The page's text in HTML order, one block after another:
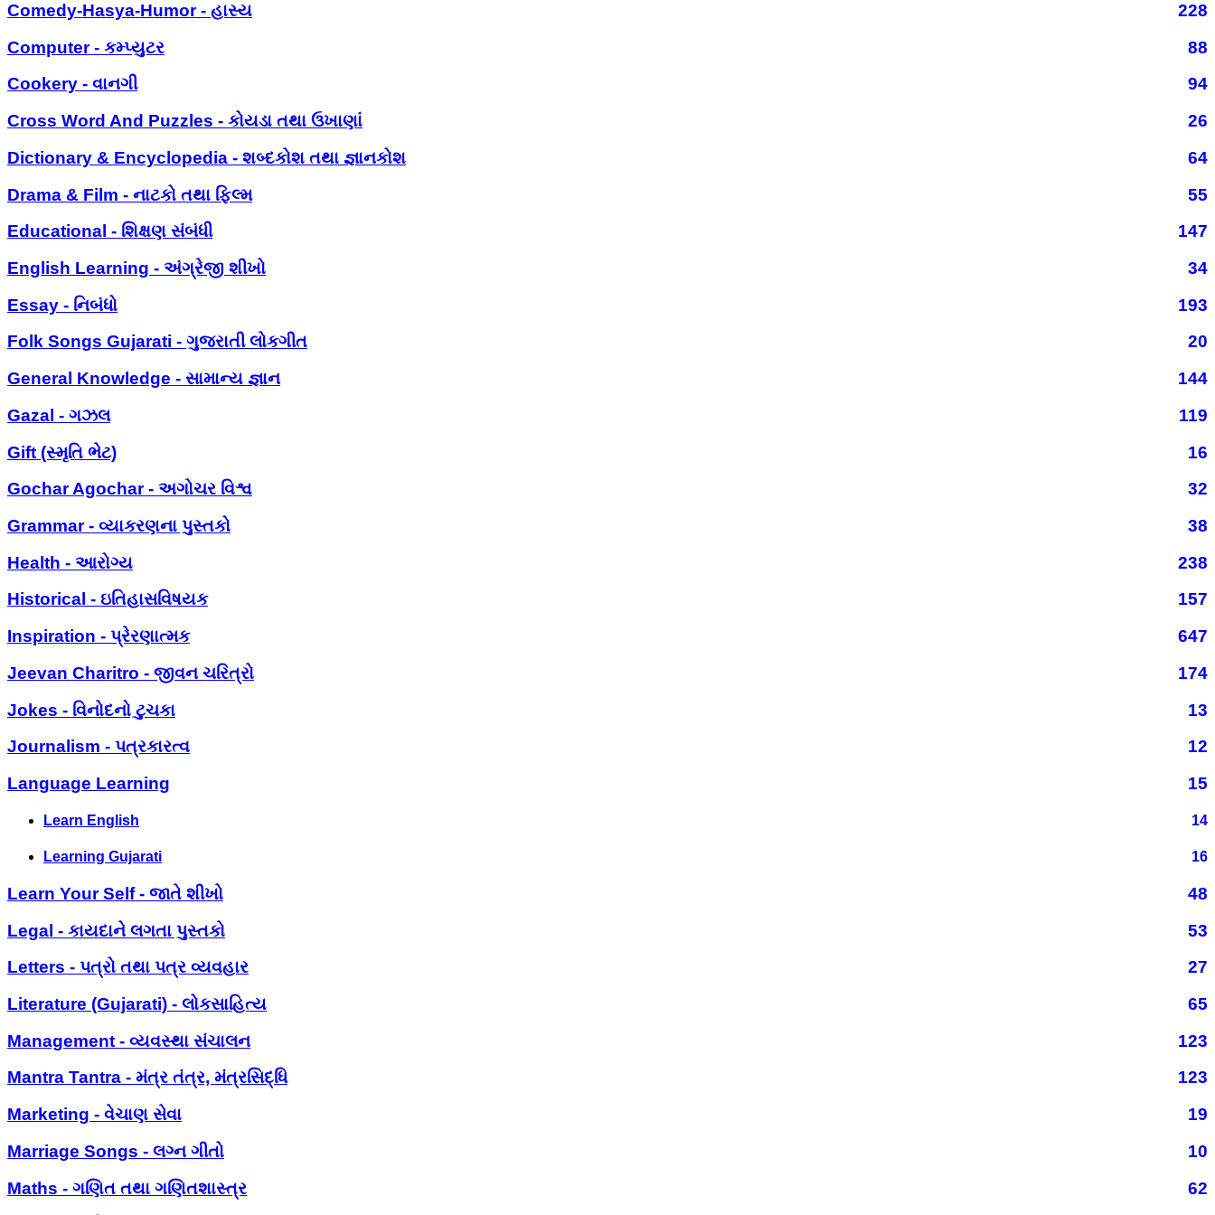
Comedy-Hasya-Humor - હાસ્ય
228
Computer - કમ્પ્યુટર
88
Cookery - વાનગી
94
Cross Word And Puzzles - કોયડા તથા ઉખાણાં
26
Dictionary & Encyclopedia - શબ્દકોશ તથા જ્ઞાનકોશ
64
Drama & Film - નાટકો તથા ફિલ્મ
55
Educational - શિક્ષણ સંબંધી
147
English Learning - અંગ્રેજી શીખો
34
Essay - નિબંધો
193
Folk Songs Gujarati - ગુજરાતી લોકગીત
20
General Knowledge - સામાન્ય જ્ઞાન
144
Gazal - ગઝલ
119
Gift (સ્મૃતિ ભેટ)
16
Gochar Agochar - અગોચર વિશ્વ
32
Grammar - વ્યાકરણના પુસ્તકો
38
Health - આરોગ્ય
238
Historical - ઇતિહાસવિષયક
157
Inspiration - પ્રેરણાત્મક
647
Jeevan Charitro - જીવન ચરિત્રો
174
Jokes - વિનોદનો ટુચકા
13
Journalism - પત્રકારત્વ
12
Language Learning
15
Learn English 14
Learning Gujarati 16
Learn Your Self - જાતે શીખો
48
Legal - કાયદાને લગતા પુસ્તકો
53
Letters - પત્રો તથા પત્ર વ્યવહાર
27
Literature (Gujarati) - લોકસાહિત્ય
65
Management - વ્યવસ્થા સંચાલન
123
Mantra Tantra - મંત્ર તંત્ર, મંત્રસિદ્ધિ
123
Marketing - વેચાણ સેવા
19
Marriage Songs - લગ્ન ગીતો
10
Maths - ગણિત તથા ગણિતશાસ્ત્ર
62